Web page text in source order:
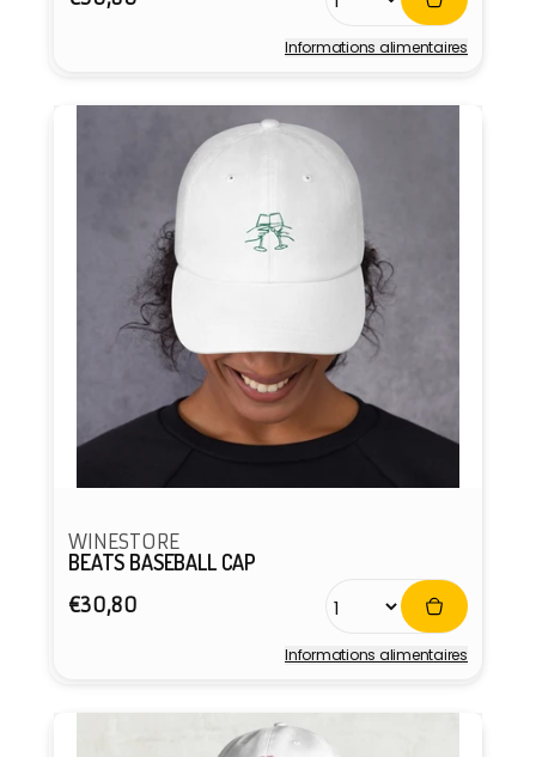
Informations alimentaires
WINESTORE
BEATS BASEBALL CAP
Prix
€30,80
Informations alimentaires